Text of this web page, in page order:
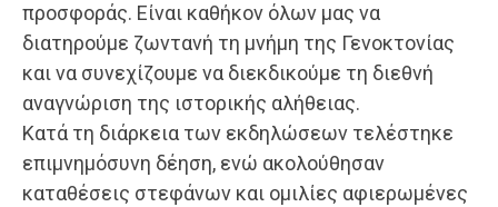
προσφοράς. Είναι καθήκον όλων μας να
διατηρούμε ζωντανή τη μνήμη της Γενοκτονίας
και να συνεχίζουμε να διεκδικούμε τη διεθνή
αναγνώριση της ιστορικής αλήθειας.
Κατά τη διάρκεια των εκδηλώσεων τελέστηκε
επιμνημόσυνη δέηση, ενώ ακολούθησαν
καταθέσεις στεφάνων και ομιλίες αφιερωμένες